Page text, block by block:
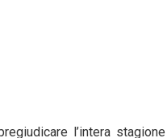
l’intera stagione